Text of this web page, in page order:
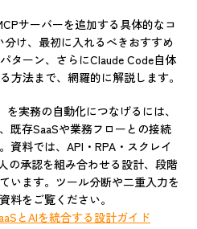
サーバーを追加する具体的なコ
け、最初に入れるべきおすすめ
ターン、さらにClaude Code自体
方法まで、網羅的に解説します。
を実務の自動化につなげるには、
既存SaaSや業務フローとの接続
資料では、API・RPA・スクレイ
の承認を組み合わせる設計、段階
います。ツール分断や二重入力を
料をご覧ください。
とAIを統合する設計ガイド